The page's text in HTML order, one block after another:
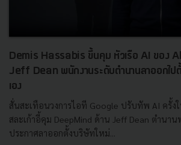
Demis Hassabis ขึ้นคุม หัวเรือ AI ของ
Jeff Dean พนักงานระดับตำนานลาออกไ
เอง
สั่นสะเทือนวงการไอที Google ปรับทัพ AI ครั้ง
สละเก้าอี้คุม DeepMind ด้าน Jeff Dean ตำนา
ประกาศลาออกตั้งบริษัทใหม่...